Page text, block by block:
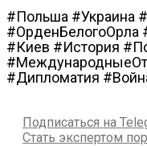
#Польша #Украина
#ОрденБелогоОрла
#Киев #История
#Дипломатия
Подписаться на
Стать экспертом